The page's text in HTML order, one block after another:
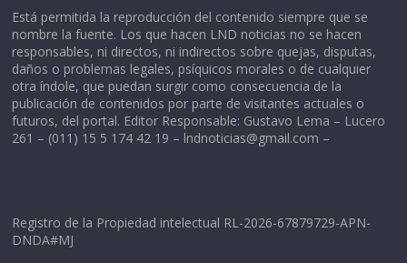
Está permitida la reproducción del contenido siempre que se
nombre la fuente. Los que hacen LND noticias no se hacen
responsables, ni directos, ni indirectos sobre quejas, disputas,
daños o problemas legales, psíquicos morales o de cualquier
otra índole, que puedan surgir como consecuencia de la
publicación de contenidos por parte de visitantes actuales o
futuros, del portal. Editor Responsable: Gustavo Lema – Lucero
261 – (011) 15 5 174 42 19 – lndnoticias@gmail.com –
Registro de la Propiedad intelectual RL-2026-67879729-APN-
DNDA#MJ